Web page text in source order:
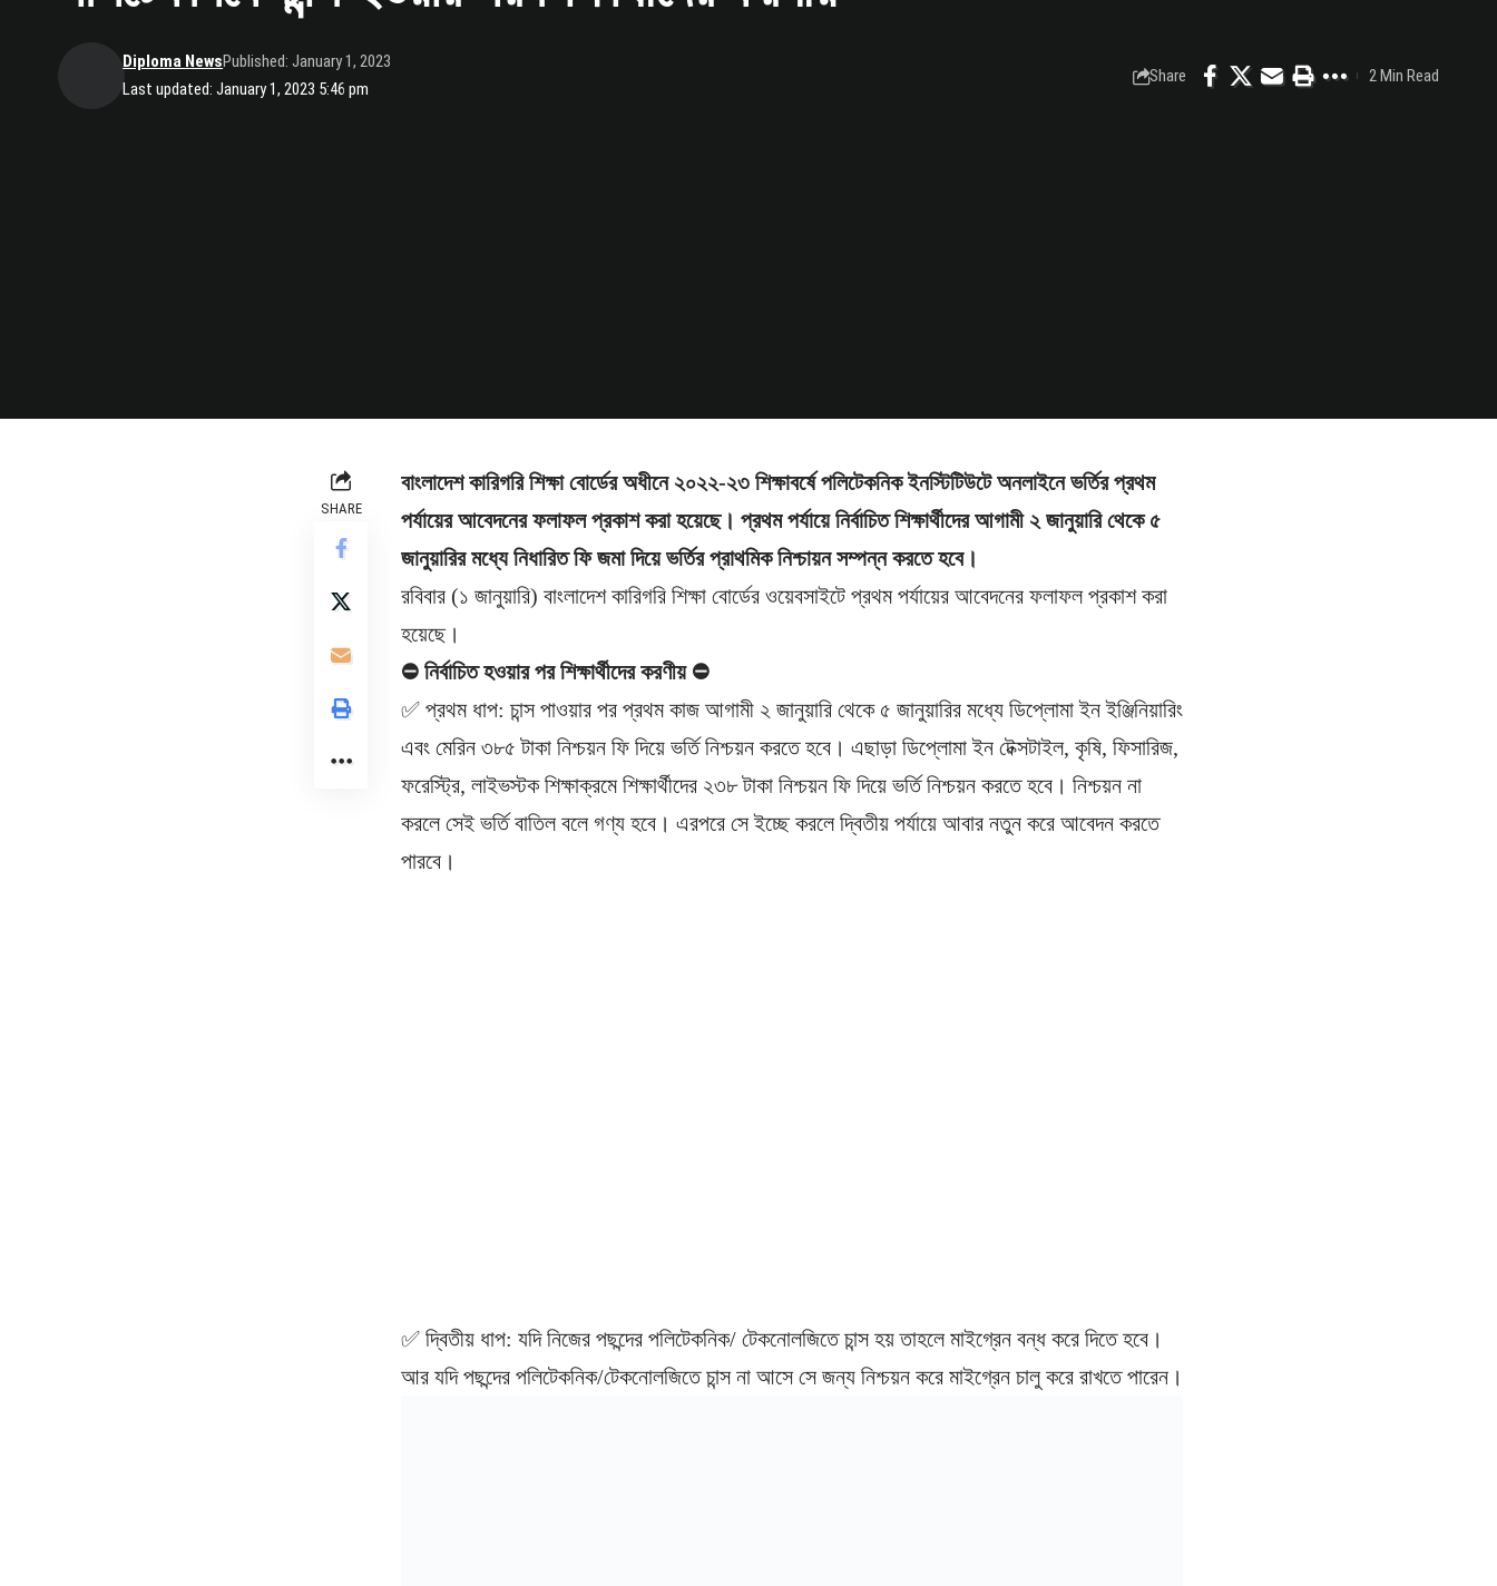
Last updated: January 1, 2023 5:46 pm
Diploma NewsPublished: January 1, 2023
Share 2 Min Read
SHARE
বাংলাদেশ কারিগরি শিক্ষা বোর্ডের অধীনে ২০২২-২৩ শিক্ষাবর্ষে পলিটেকনিক ইনস্টিটিউটে অনলাইনে ভর্তির প্রথম
পর্যায়ের আবেদনের ফলাফল প্রকাশ করা হয়েছে। প্রথম পর্যায়ে নির্বাচিত শিক্ষার্থীদের আগামী ২ জানুয়ারি থেকে ৫
জানুয়ারির মধ্যে নিধারিত ফি জমা দিয়ে ভর্তির প্রাথমিক নিশ্চায়ন সম্পন্ন করতে হবে।
রবিবার (১ জানুয়ারি) বাংলাদেশ কারিগরি শিক্ষা বোর্ডের ওয়েবসাইটে প্রথম পর্যায়ের আবেদনের ফলাফল প্রকাশ করা
হয়েছে।
⛔ নির্বাচিত হওয়ার পর শিক্ষার্থীদের করণীয় ⛔
✅ প্রথম ধাপ: চান্স পাওয়ার পর প্রথম কাজ আগামী ২ জানুয়ারি থেকে ৫ জানুয়ারির মধ্যে ডিপ্লোমা ইন ইঞ্জিনিয়ারিং
এবং মেরিন ৩৮৫ টাকা নিশ্চয়ন ফি দিয়ে ভর্তি নিশ্চয়ন করতে হবে। এছাড়া ডিপ্লোমা ইন টেক্সটাইল, কৃষি, ফিসারিজ,
ফরেস্ট্রি, লাইভস্টক শিক্ষাক্রমে শিক্ষার্থীদের ২৩৮ টাকা নিশ্চয়ন ফি দিয়ে ভর্তি নিশ্চয়ন করতে হবে। নিশ্চয়ন না
করলে সেই ভর্তি বাতিল বলে গণ্য হবে। এরপরে সে ইচ্ছে করলে দ্বিতীয় পর্যায়ে আবার নতুন করে আবেদন করতে
পারবে।
✅ দ্বিতীয় ধাপ: যদি নিজের পছন্দের পলিটেকনিক/ টেকনোলজিতে চান্স হয় তাহলে মাইগ্রেন বন্ধ করে দিতে হবে।
আর যদি পছন্দের পলিটেকনিক/টেকনোলজিতে চান্স না আসে সে জন্য নিশ্চয়ন করে মাইগ্রেন চালু করে রাখতে পারেন।